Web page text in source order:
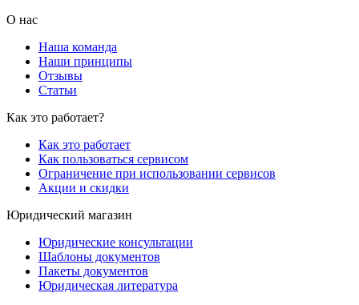
О нас
Наша команда
Наши принципы
Отзывы
Статьи
Как это работает?
Как это работает
Как пользоваться сервисом
Ограничение при использовании сервисов
Акции и скидки
Юридический магазин
Юридические консультации
Шаблоны документов
Пакеты документов
Юридическая литература